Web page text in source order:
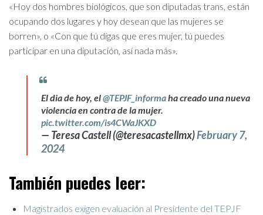
«Hoy dos hombres biológicos, que son diputadas trans, están
ocupando dos lugares y hoy desean que las mujeres se
borren», o «Con que tú digas que eres mujer, tú puedes
participar en una diputación, así nada más».
El dia de hoy, el@TEPJF_informaha creado una nueva
violencia en contra de la mujer.
pic.twitter.com/is4CWaJKXD
— Teresa Castell (@teresacastellmx)February 7,
2024
También puedes leer:
Magistrados exigen evaluación al Presidente del TEPJF